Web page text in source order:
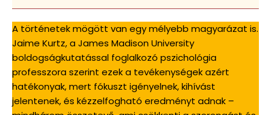
A történetek mögött van egy mélyebb magyarázat is.
Jaime Kurtz, a James Madison University
boldogságkutatással foglalkozó pszichológia
professzora szerint ezek a tevékenységek azért
hatékonyak, mert fókuszt igényelnek, kihívást
jelentenek, és kézzelfogható eredményt adnak –